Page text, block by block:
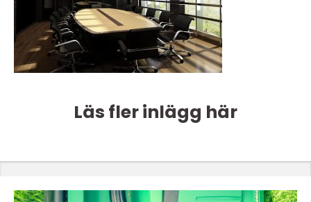
Läs fler inlägg här